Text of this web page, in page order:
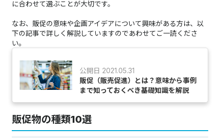
に合わせて選ぶことが大切です。
なお、販促の意味や企画アイデアについて興味がある方は、以
下の記事で詳しく解説していますのであわせてご一読くださ
い。
公開日 2021.05.31
販促（販売促進）とは？意味から事例
まで知っておくべき基礎知識を解説
販促物の種類10選